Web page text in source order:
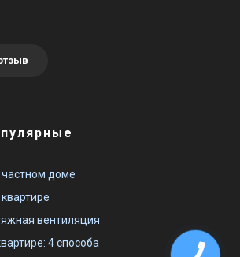
доме
вентиляция
4 способа